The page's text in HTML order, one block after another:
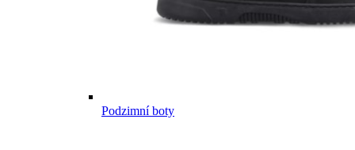
Podzimní boty